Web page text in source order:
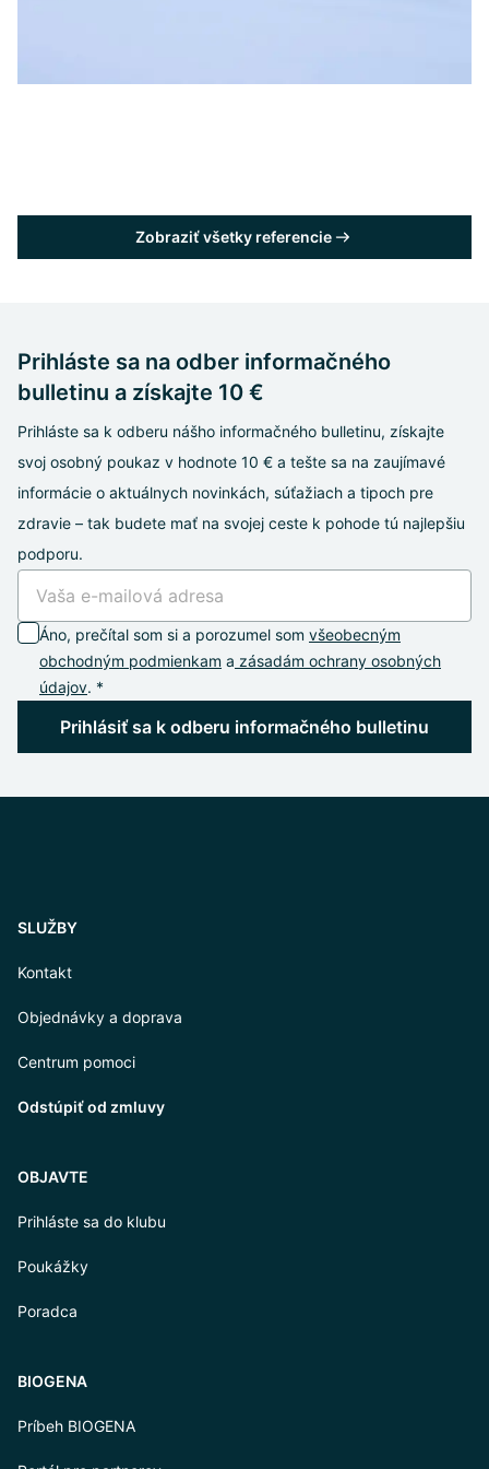
Zobraziť všetky referencie
Prihláste sa na odber informačného
bulletinu a získajte 10 €
Prihláste sa k odberu nášho informačného bulletinu, získajte
svoj osobný poukaz v hodnote 10 € a tešte sa na zaujímavé
informácie o aktuálnych novinkách, súťažiach a tipoch pre
zdravie – tak budete mať na svojej ceste k pohode tú najlepšiu
podporu.
Áno, prečítal som si a porozumel som všeobecným
obchodným podmienkam a zásadám ochrany osobných
údajov. *
Prihlásiť sa k odberu informačného bulletinu
SLUŽBY
Kontakt
Objednávky a doprava
Centrum pomoci
Odstúpiť od zmluvy
OBJAVTE
Prihláste sa do klubu
Poukážky
Poradca
BIOGENA
Príbeh BIOGENA